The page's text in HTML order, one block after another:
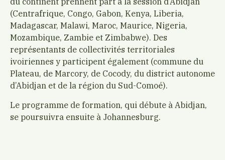
(Centrafrique, Congo, Gabon, Kenya, Liberia,
Madagascar, Malawi, Maroc, Maurice, Nigeria,
Mozambique, Zambie et Zimbabwe). Des
représentants de collectivités territoriales
ivoiriennes y participent également (commune du
Plateau, de Marcory, de Cocody, du district autonome
d’Abidjan et de la région du Sud-Comoé).
Le programme de formation, qui débute à Abidjan,
se poursuivra ensuite à Johannesburg.